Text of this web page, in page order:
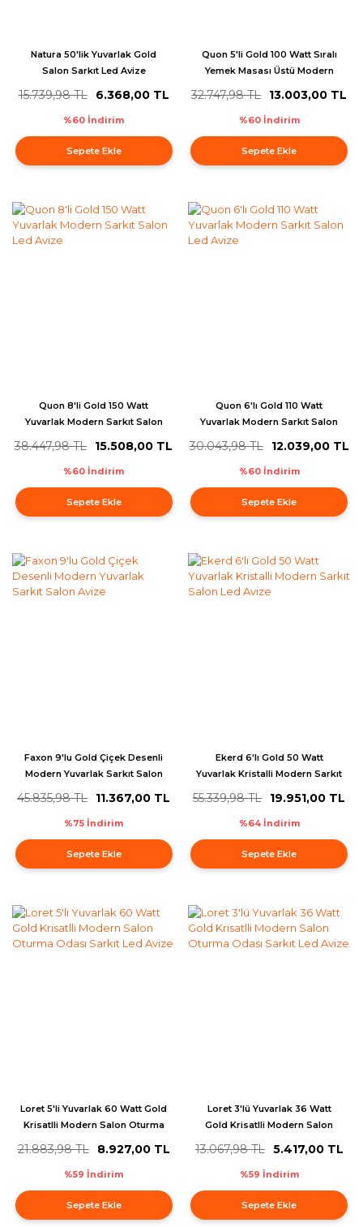
Natura 50'lik Yuvarlak Gold
Salon Sarkıt Led Avize
15.739,98 TL 6.368,00 TL
%60 İndirim
Sepete Ekle
Quon 5'li Gold 100 Watt Sıralı
Yemek Masası Üstü Modern
32.747,98 TL 13.003,00 TL
%60 İndirim
Sepete Ekle
Quon 8'li Gold 150 Watt
Yuvarlak Modern Sarkıt Salon
38.447,98 TL 15.508,00 TL
%60 İndirim
Sepete Ekle
Quon 6'lı Gold 110 Watt
Yuvarlak Modern Sarkıt Salon
30.043,98 TL 12.039,00 TL
%60 İndirim
Sepete Ekle
Faxon 9'lu Gold Çiçek Desenli
Modern Yuvarlak Sarkıt Salon
45.835,98 TL 11.367,00 TL
%75 İndirim
Sepete Ekle
Ekerd 6'lı Gold 50 Watt
Yuvarlak Kristalli Modern Sarkıt
55.339,98 TL 19.951,00 TL
%64 İndirim
Sepete Ekle
Loret 5'li Yuvarlak 60 Watt Gold
Krisatlli Modern Salon Oturma
21.883,98 TL 8.927,00 TL
%59 İndirim
Sepete Ekle
Loret 3'lü Yuvarlak 36 Watt
Gold Krisatlli Modern Salon
13.067,98 TL 5.417,00 TL
%59 İndirim
Sepete Ekle